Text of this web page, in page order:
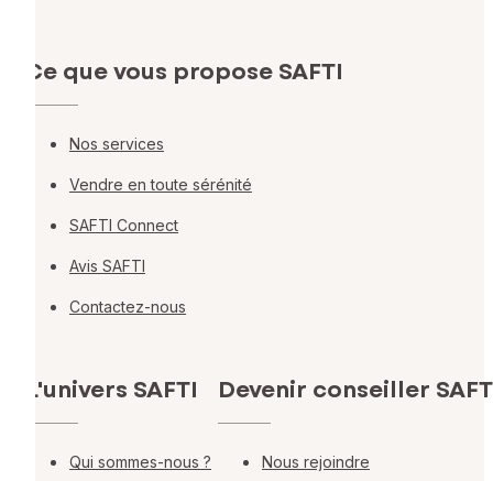
Ce que vous propose SAFTI
Nos services
Vendre en toute sérénité
SAFTI Connect
Avis SAFTI
Contactez-nous
L'univers SAFTI
Qui sommes-nous ?
Devenir conseiller
Nous rejoindre